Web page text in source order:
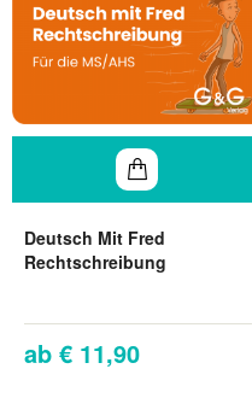
Deutsch Mit Fred
Rechtschreibung
€ 11,90